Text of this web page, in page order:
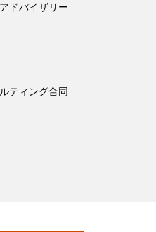
ドバイザリー
ティング合同